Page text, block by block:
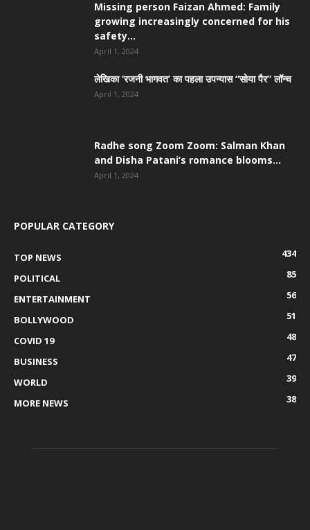
Missing person Faizan Ahmed: Family
growing increasingly concerned for his
safety...
April 1, 2024
लेखिका ‘रजनी भागवत’ का पहला उपन्यास “सोया पैर” लॉन्च
April 1, 2024
Radhe song Zoom Zoom: Salman Khan
and Disha Patani’s romance blooms...
April 1, 2024
POPULAR CATEGORY
TOP NEWS
434
POLITICAL
85
ENTERTAINMENT
56
BOLLYWOOD
51
COVID 19
48
BUSINESS
47
WORLD
39
MORE NEWS
38